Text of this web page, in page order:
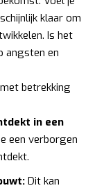
klaar om
Is het
angsten en
betrekking
in een
een verborgen
Dit kan